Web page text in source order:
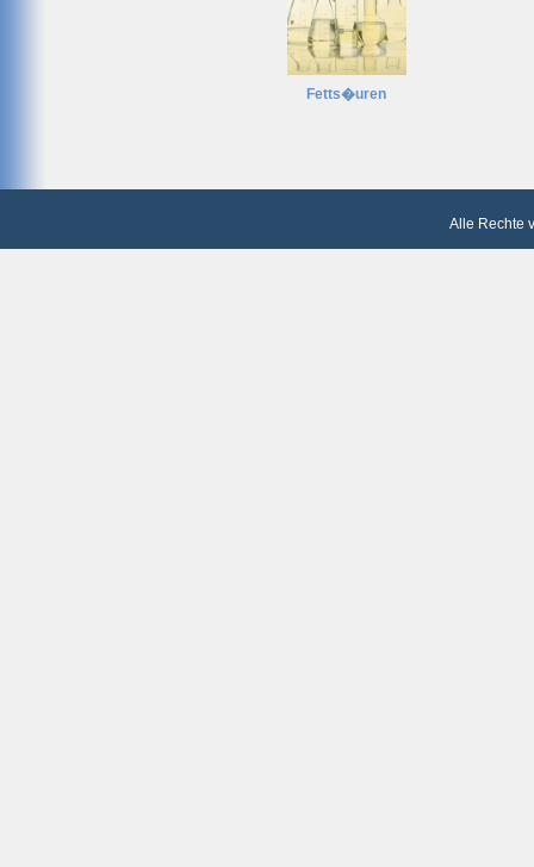
Fetts�uren
Alle Rechte